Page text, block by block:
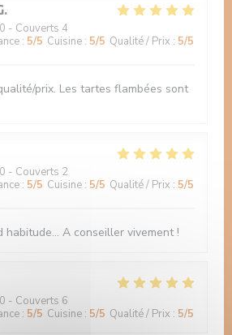
- Couverts 4
: 5/5 Cuisine : 5/5 Qualité / Prix : 5/5
prix. Les tartes flambées sont
- Couverts 2
: 5/5 Cuisine : 5/5 Qualité / Prix : 5/5
habitude... A conseiller vivement !
- Couverts 6
: 5/5 Cuisine : 5/5 Qualité / Prix : 5/5